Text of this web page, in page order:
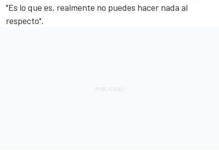
"Es lo que es, realmente no puedes hacer nada al
respecto".